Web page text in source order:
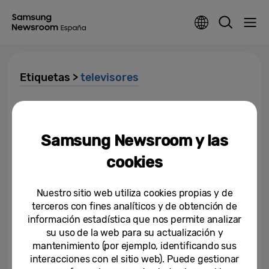
Etiquetas >televisores
videollamadas tras la pandemia
11-03-2021
2021
Samsung Electronics presenta
sus televisores de las series Neo
Samsung Newsroom y las
cookies
Nuestro sitio web utiliza cookies propias y de
terceros con fines analíticos y de obtención de
información estadística que nos permite analizar
su uso de la web para su actualización y
mantenimiento (por ejemplo, identificando sus
interacciones con el sitio web). Puede gestionar